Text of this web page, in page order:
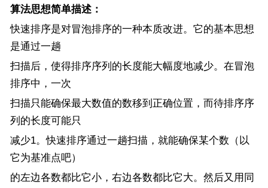
算法思想简单描述：
快速排序是对冒泡排序的一种本质改进。它的基本思想
是通过一趟
扫描后，使得排序序列的长度能大幅度地减少。在冒泡
排序中，一次
扫描只能确保最大数值的数移到正确位置，而待排序序
列的长度可能只
减少1。快速排序通过一趟扫描，就能确保某个数（以
它为基准点吧）
的左边各数都比它小，右边各数都比它大。然后又用同